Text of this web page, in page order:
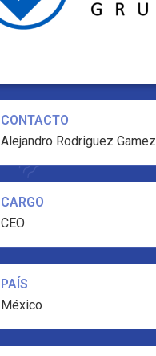
CONTACTO
Alejandro Rodriguez Gamez
CARGO
CEO
PAÍS
México